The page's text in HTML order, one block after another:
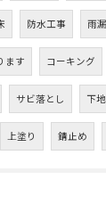
防水工事 雨
ます コーキング
サビ落とし 下地
上塗り 錆止め